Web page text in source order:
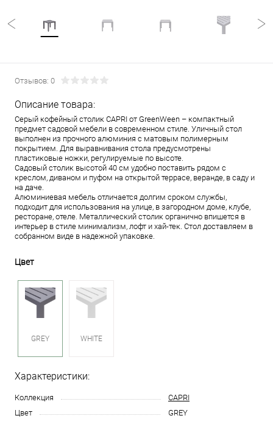
Отзывов: 0
Описание товара:
Серый кофейный столик CAPRI от GreenWeen – компактный
предмет садовой мебели в современном стиле. Уличный стол
выполнен из прочного алюминия с матовым полимерным
покрытием. Для выравнивания стола предусмотрены
пластиковые ножки, регулируемые по высоте.
Садовый столик высотой 40 см удобно поставить рядом с
креслом, диваном и пуфом на открытой террасе, веранде, в саду и
на даче.
Алюминиевая мебель отличается долгим сроком службы,
подходит для использования на улице, в загородном доме, клубе,
ресторане, отеле. Металлический столик органично впишется в
интерьер в стиле минимализм, лофт и хай-тек. Стол доставляем в
собранном виде в надежной упаковке.
Цвет
GREY WHITE
Характеристики:
Коллекция
CAPRI
Цвет
GREY